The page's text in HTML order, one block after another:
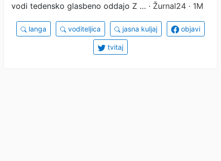
vodi tedensko glasbeno oddajo Z … · Žurnal24 · 1M
langa voditeljica jasna kuljaj objavi
tvitaj